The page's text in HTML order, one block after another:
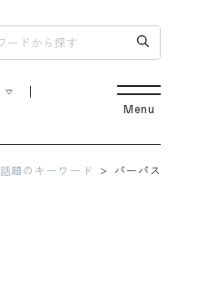
Menu
話題のキーワード パーパス